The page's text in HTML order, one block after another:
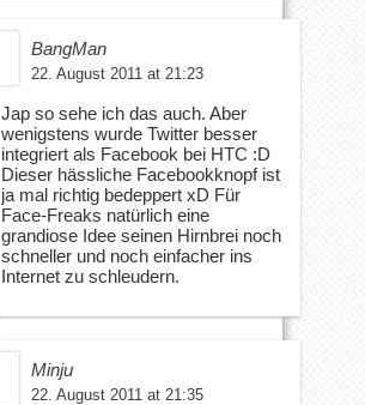
BangMan
22. August 2011 at 21:23
Jap so sehe ich das auch. Aber
wenigstens wurde Twitter besser
integriert als Facebook bei HTC :D
Dieser hässliche Facebookknopf ist
ja mal richtig bedeppert xD Für
Face-Freaks natürlich eine
grandiose Idee seinen Hirnbrei noch
schneller und noch einfacher ins
Internet zu schleudern.
Minju
22. August 2011 at 21:35